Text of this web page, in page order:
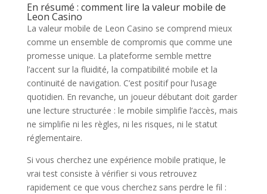
En résumé : comment lire la valeur mobile de
Leon Casino
La valeur mobile de Leon Casino se comprend mieux
comme un ensemble de compromis que comme une
promesse unique. La plateforme semble mettre
l’accent sur la fluidité, la compatibilité mobile et la
continuité de navigation. C’est positif pour l’usage
quotidien. En revanche, un joueur débutant doit garder
une lecture structurée : le mobile simplifie l’accès, mais
ne simplifie ni les règles, ni les risques, ni le statut
réglementaire.
Si vous cherchez une expérience mobile pratique, le
vrai test consiste à vérifier si vous retrouvez
rapidement ce que vous cherchez sans perdre le fil :